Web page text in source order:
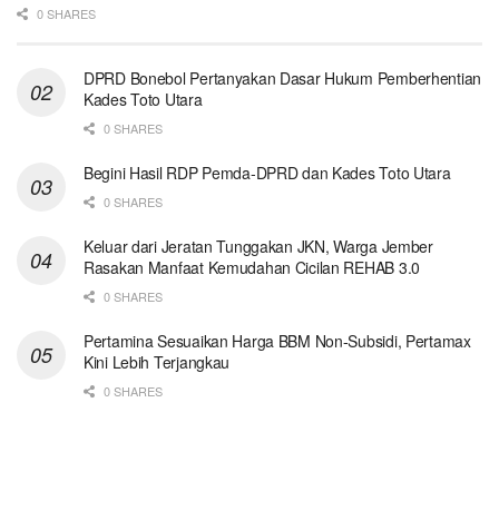
0 SHARES
DPRD Bonebol Pertanyakan Dasar Hukum Pemberhentian
Kades Toto Utara
0 SHARES
Begini Hasil RDP Pemda-DPRD dan Kades Toto Utara
0 SHARES
Keluar dari Jeratan Tunggakan JKN, Warga Jember
Rasakan Manfaat Kemudahan Cicilan REHAB 3.0
0 SHARES
Pertamina Sesuaikan Harga BBM Non-Subsidi, Pertamax
Kini Lebih Terjangkau
0 SHARES